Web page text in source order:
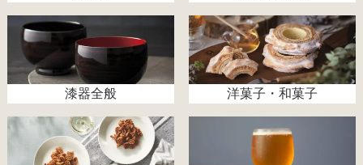
漆器全般 洋菓子・和菓子